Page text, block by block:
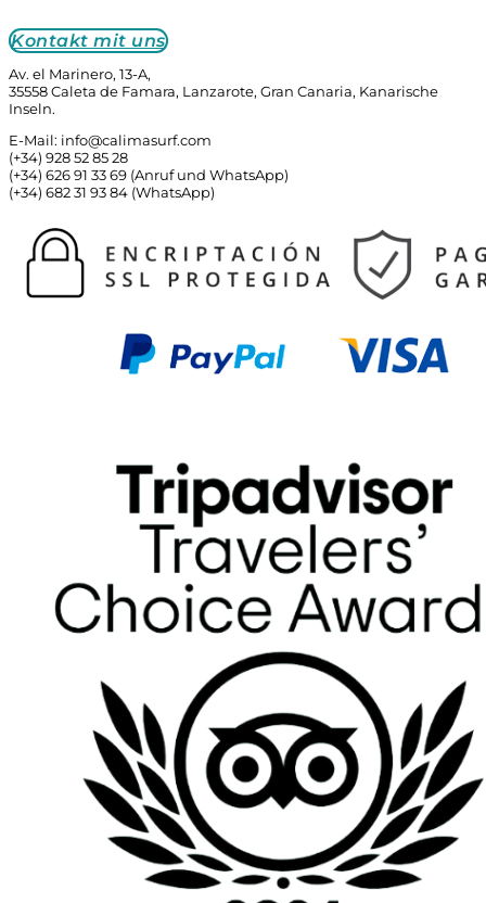
Kontakt mit uns
Av. el Marinero, 13-A,
35558 Caleta de Famara, Lanzarote, Gran Canaria, Kanarische
Inseln.
E-Mail: info@calimasurf.com
(+34) 928 52 85 28
(+34) 626 91 33 69 (Anruf und WhatsApp)
(+34) 682 31 93 84 (WhatsApp)